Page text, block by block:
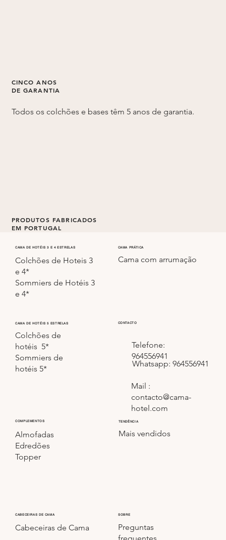
CINCO ANOS
DE GARANTIA
Todos os colchões e bases têm 5 anos de garantia.
PRODUTOS FABRICADOS
EM PORTUGAL
Todos os colchões e sommiers são fabricados em
Portugal.
CABECEIRAS DE CAMA
Cabeceiras de Cama
TENDÊNCIA
Mais vendidos
COMPLEMENTOS
Almofadas
Edredões
Topper
CAMA DE HOTÉIS 5 ESTRELAS
Colchões de
hotéis 5*
Sommiers de
hotéis 5*
CAMA DE HOTÉIS 3 E 4 ESTRELAS
Colchões de Hoteis 3
e 4*
Sommiers de Hotéis 3
e 4*
CAMA PRÁTICA
Cama com arrumação
SOBRE
Preguntas
frequentes
CONTACTO
Telefone:
964556941
Whatsapp: 964556941
Mail :
contacto@cama-
hotel.com